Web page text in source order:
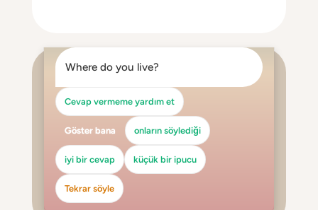
Where do you live?
Cevap vermeme yardım et
Göster bana onların söylediği
iyi bir cevap küçük bir ipucu
Tekrar söyle